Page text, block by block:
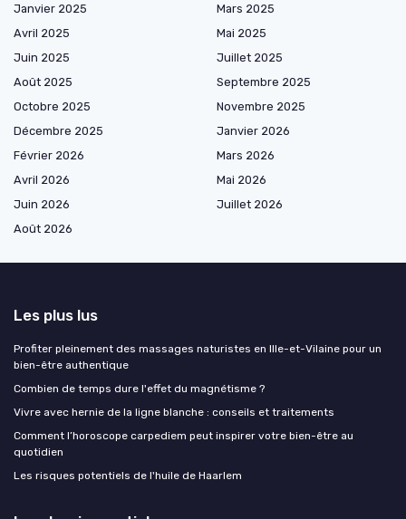
Janvier 2025
Mars 2025
Avril 2025
Mai 2025
Juin 2025
Juillet 2025
Août 2025
Septembre 2025
Octobre 2025
Novembre 2025
Décembre 2025
Janvier 2026
Février 2026
Mars 2026
Avril 2026
Mai 2026
Juin 2026
Juillet 2026
Août 2026
Les plus lus
Profiter pleinement des massages naturistes en Ille-et-Vilaine pour un
bien-être authentique
Combien de temps dure l'effet du magnétisme ?
Vivre avec hernie de la ligne blanche : conseils et traitements
Comment l’horoscope carpediem peut inspirer votre bien-être au
quotidien
Les risques potentiels de l'huile de Haarlem